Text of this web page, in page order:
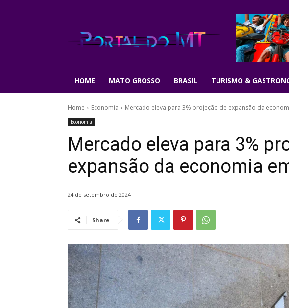
HOME MATO GROSSO BRASIL TURISMO &
Home Economia Mercado eleva para 3% projeção de expansão da
Economia
Mercado eleva para 3%
expansão da economia
24 de setembro de 2024
Share